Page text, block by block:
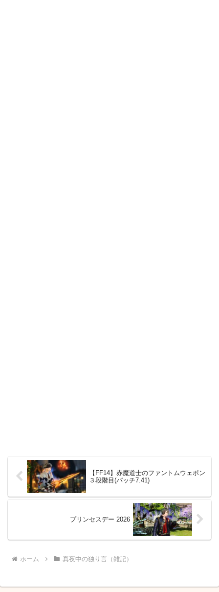
【FF14】赤魔道士のファントムウェポン
３段階目(パッチ7.41)
プリンセスデー 2026
ホーム 真夜中の独り言（雑記）